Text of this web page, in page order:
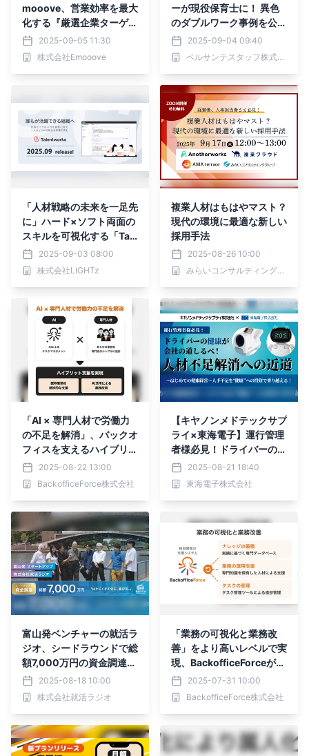
mooove、営業効率を最大
化する『厳選企業ターゲッ
トリスト3種（計33,669
件、電話番号付き）』を無
料公開
2025-09-05 11:30
株式会社Emooove
ーが現役保育士に！ 異色
のダブルワーク事例を公開
― ベルサンテの「VOIC
E」企画
2025-09-04 09:40
ベルサンテスタッフ株式会社
「人材戦略の未来を一足先
に」ハード×ソフト両面の
スキルを可視化する「Tale
ntworks™」2025年9月リ
リース
2025-09-03 08:00
株式会社LIGHTz
複業人材はもはやマスト？
現代の環境に最適な新しい
採用手法
2025-08-26 10:00
みらいコンサルティンググループ
「AI × 専門人材で労働力
の不足を解消」、バックオ
フィスを支えるハイブリッ
ドな取り組み
2025-08-22 13:00
BackofficeForce株式会社
【キヤノンメドテックサプ
ライ×東海電子】運行管理
者様必見！ドライバーの健
康が会社の道しるべ！人材
不足解消への近道～はじめ
ての健康経営～人手不足
える！9月3日（水）無料
2025-08-21 18:40
東海電子株式会社
富山発ベンチャーの就活ラ
ジオ、シードラウンドで総
額7,000万円の資金調達を
実施。はたらくその先に喜
びを感じられる社会を
2025-08-18 10:00
株式会社就活ラジオ
「業務の可視化と業務改
善」をより高いレベルで実
現、BackofficeForceが独
自開発の支援システムを提
供
2025-07-31 10:00
BackofficeForce株式会社